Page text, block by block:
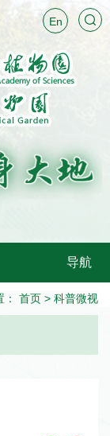
En
导航
首页 > 科普微视